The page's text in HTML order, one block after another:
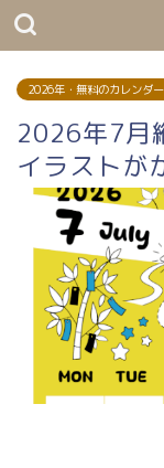
2026年・無料のカレンダ
2026年7月
イラストが